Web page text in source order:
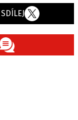
SDÍLEJ